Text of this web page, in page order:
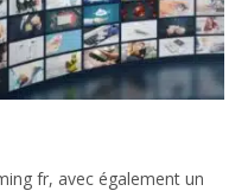
fr, avec également un